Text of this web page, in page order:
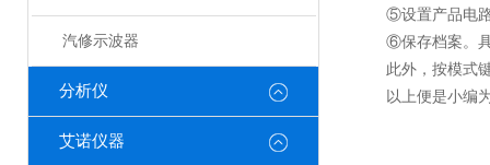
汽修示波器
分析仪
艾诺仪器
⑤设置产品电路(
⑥保存档案。具
此外，按模式键
以上便是小编为